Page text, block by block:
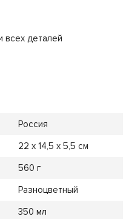
всех деталей
Россия
22 х 14,5 х 5,5 см
560 г
Разноцветный
350 мл